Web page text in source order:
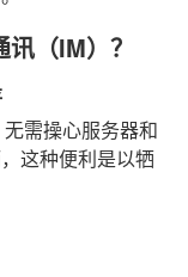
（IM）？
需操心服务器和
这种便利是以牺